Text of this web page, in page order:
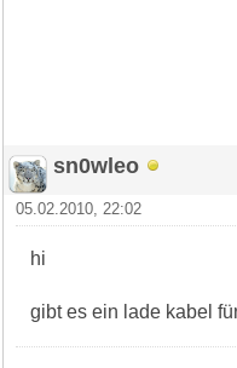
sn0wleo
05.02.2010, 22:02
hi
gibt es ein lade kabel